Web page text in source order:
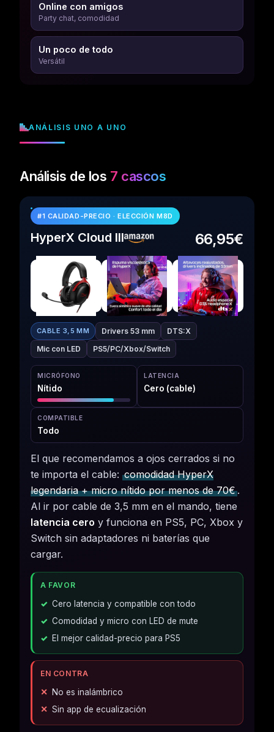
Online con amigos
Party chat, comodidad
Un poco de todo
Versátil
ANÁLISIS UNO A UNO
Análisis de los 7 cascos
#1 CALIDAD-PRECIO · ELECCIÓN M8D
HyperX Cloud III 66,95€
CABLE 3,5 MM Drivers 53 mm
DTS:X
Mic con LED
PS5/PC/Xbox/Switch
MICRÓFONO
Nítido
LATENCIA
Cero (cable)
COMPATIBLE
Todo
El que recomendamos a ojos cerrados si no
te importa el cable: comodidad HyperX
legendaria + micro nítido por menos de 70€ .
Al ir por cable de 3,5 mm en el mando, tiene
latencia cero y funciona en PS5, PC, Xbox y
Switch sin adaptadores ni baterías que
cargar.
A FAVOR
Cero latencia y compatible con todo
Comodidad y micro con LED de mute
El mejor calidad-precio para PS5
EN CONTRA
No es inalámbrico
Sin app de ecualización